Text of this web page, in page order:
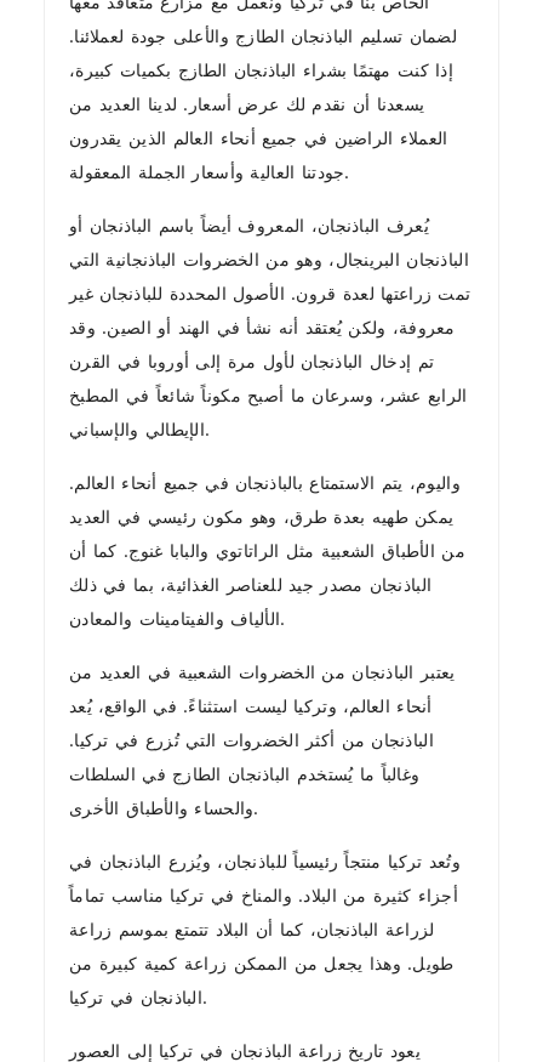
لضمان تسليم الباذنجان الطازج والأعلى جودة لعملائنا.
إذا كنت مهتمًا بشراء الباذنجان الطازج بكميات كبيرة،
يسعدنا أن نقدم لك عرض أسعار. لدينا العديد من
العملاء الراضين في جميع أنحاء العالم الذين يقدرون
جودتنا العالية وأسعار الجملة المعقولة.
يُعرف الباذنجان، المعروف أيضاً باسم الباذنجان أو
الباذنجان البرينجال، وهو من الخضروات الباذنجانية التي
تمت زراعتها لعدة قرون. الأصول المحددة للباذنجان غير
معروفة، ولكن يُعتقد أنه نشأ في الهند أو الصين. وقد
تم إدخال الباذنجان لأول مرة إلى أوروبا في القرن
الرابع عشر، وسرعان ما أصبح مكوناً شائعاً في المطبخ
الإيطالي والإسباني.
واليوم، يتم الاستمتاع بالباذنجان في جميع أنحاء العالم.
يمكن طهيه بعدة طرق، وهو مكون رئيسي في العديد
من الأطباق الشعبية مثل الراتاتوي والبابا غنوج. كما أن
الباذنجان مصدر جيد للعناصر الغذائية، بما في ذلك
الألياف والفيتامينات والمعادن.
يعتبر الباذنجان من الخضروات الشعبية في العديد من
أنحاء العالم، وتركيا ليست استثناءً. في الواقع، يُعد
الباذنجان من أكثر الخضروات التي تُزرع في تركيا.
وغالباً ما يُستخدم الباذنجان الطازج في السلطات
والحساء والأطباق الأخرى.
وتُعد تركيا منتجاً رئيسياً للباذنجان، ويُزرع الباذنجان في
أجزاء كثيرة من البلاد. والمناخ في تركيا مناسب تماماً
لزراعة الباذنجان، كما أن البلاد تتمتع بموسم زراعة
طويل. وهذا يجعل من الممكن زراعة كمية كبيرة من
الباذنجان في تركيا.
يعود تاريخ زراعة الباذنجان في تركيا إلى العصور